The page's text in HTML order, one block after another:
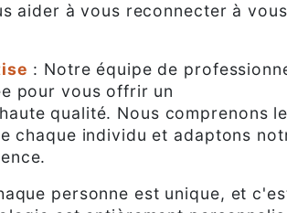
aider à vous reconnecter à
: Notre équipe de
pour vous offrir un
qualité. Nous comprenons
chaque individu et adaptons
personne est unique, et